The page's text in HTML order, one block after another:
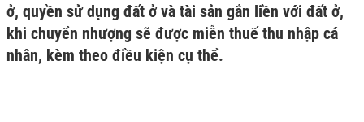
ở, quyền sử dụng đất ở và tài sản gắn liền với đất ở,
khi chuyển nhượng sẽ được miễn thuế thu nhập cá
nhân, kèm theo điều kiện cụ thể.